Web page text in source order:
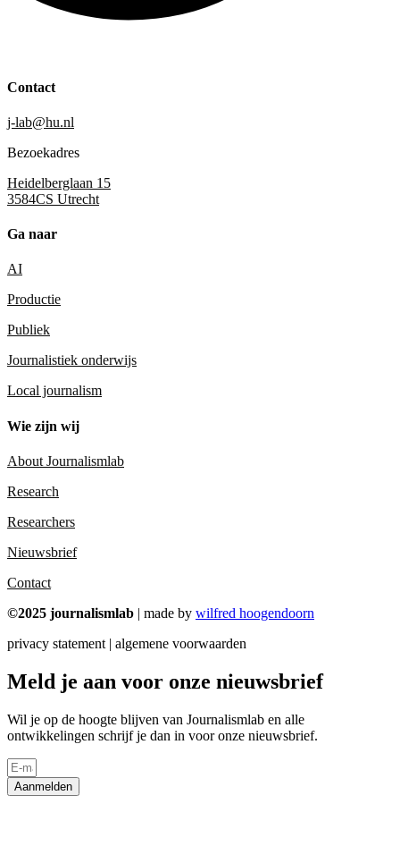
Contact
j-lab@hu.nl
Bezoekadres
Heidelberglaan 15
3584CS Utrecht
Ga naar
AI
Productie
Publiek
Journalistiek onderwijs
Local journalism
Wie zijn wij
About Journalismlab
Research
Researchers
Nieuwsbrief
Contact
©2025 journalismlab | made by wilfred hoogendoorn
privacy statement | algemene voorwaarden
Meld je aan voor onze nieuwsbrief
Wil je op de hoogte blijven van Journalismlab en alle
ontwikkelingen schrijf je dan in voor onze nieuwsbrief.
Aanmelden